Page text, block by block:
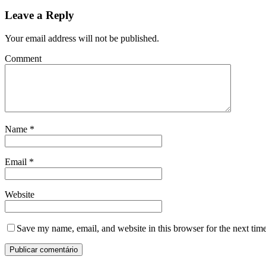
Leave a Reply
Your email address will not be published.
Comment
Name *
Email *
Website
Save my name, email, and website in this browser for the next